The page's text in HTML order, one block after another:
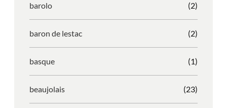
barolo (2)
baron de lestac (2)
basque (1)
beaujolais (23)